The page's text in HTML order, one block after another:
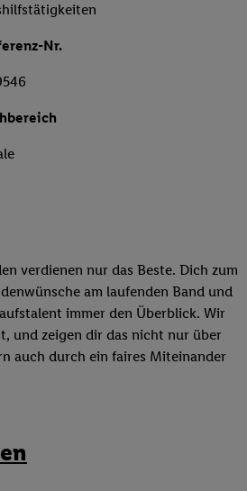
Nr.
verdienen nur das Beste. Dich zum
am laufenden Band und
immer den Überblick. Wir
und zeigen dir das nicht nur über
auch durch ein faires Miteinander